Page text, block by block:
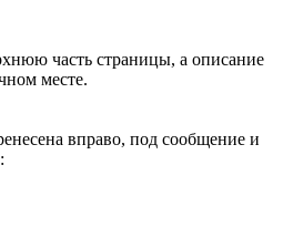
часть страницы, а описание
месте.
вправо, под сообщение и